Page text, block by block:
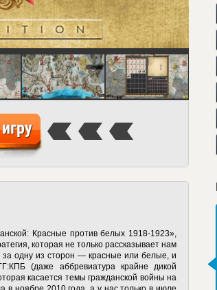
Красные против белых 1918-1923»,
которая не только рассказывает нам
одну из сторон — красные или белые, и
(даже аббревиатура крайне дикой
касается темы гражданской войны на